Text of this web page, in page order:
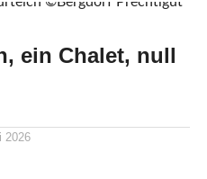
ein Chalet, null
2026